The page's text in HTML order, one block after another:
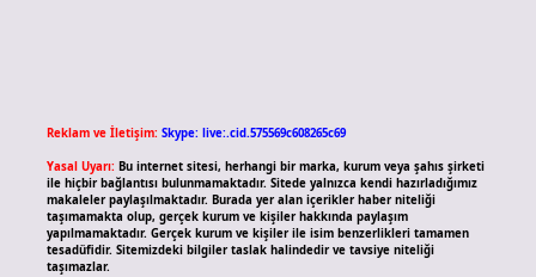
Reklam ve İletişim: Skype: live:.cid.575569c608265c69
Yasal Uyarı: Bu internet sitesi, herhangi bir marka, kurum veya şahıs şirketi
ile hiçbir bağlantısı bulunmamaktadır. Sitede yalnızca kendi hazırladığımız
makaleler paylaşılmaktadır. Burada yer alan içerikler haber niteliği
taşımamakta olup, gerçek kurum ve kişiler hakkında paylaşım
yapılmamaktadır. Gerçek kurum ve kişiler ile isim benzerlikleri tamamen
tesadüfidir. Sitemizdeki bilgiler taslak halindedir ve tavsiye niteliği
taşımazlar.